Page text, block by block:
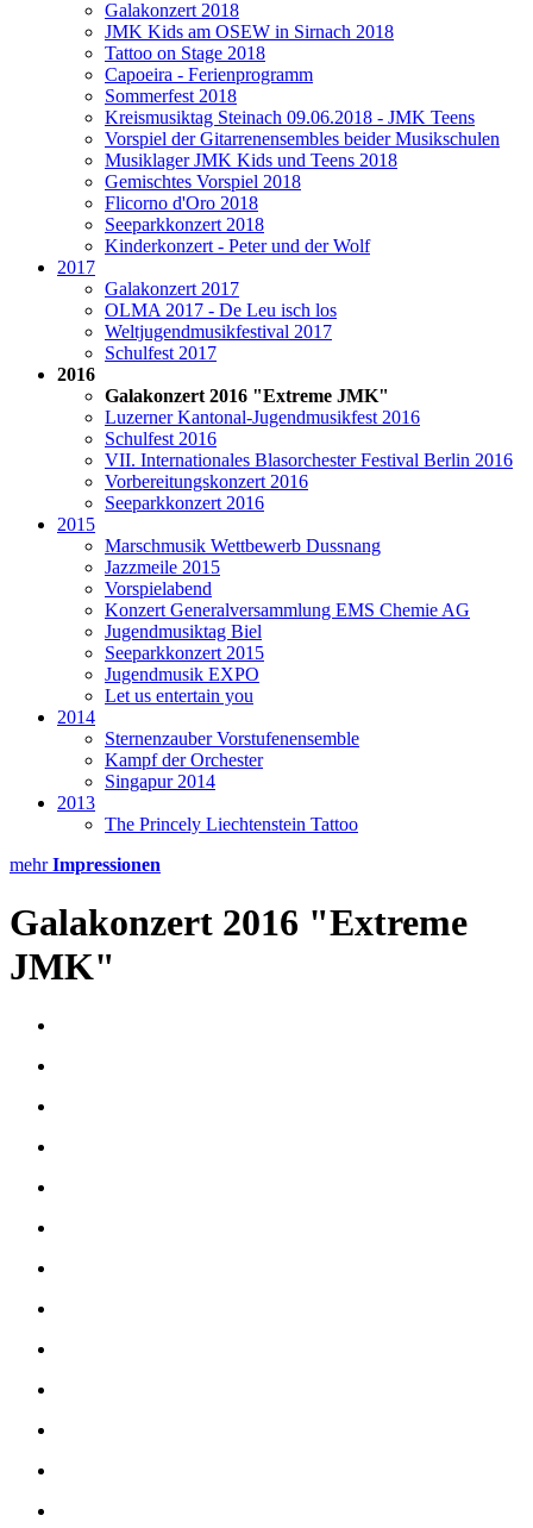
Galakonzert 2018
JMK Kids am OSEW in Sirnach 2018
Tattoo on Stage 2018
Capoeira - Ferienprogramm
Sommerfest 2018
Kreismusiktag Steinach 09.06.2018 - JMK Teens
Vorspiel der Gitarrenensembles beider Musikschulen
Musiklager JMK Kids und Teens 2018
Gemischtes Vorspiel 2018
Flicorno d'Oro 2018
Seeparkkonzert 2018
Kinderkonzert - Peter und der Wolf
2017
Galakonzert 2017
OLMA 2017 - De Leu isch los
Weltjugendmusikfestival 2017
Schulfest 2017
2016
Galakonzert 2016 "Extreme JMK"
Luzerner Kantonal-Jugendmusikfest 2016
Schulfest 2016
VII. Internationales Blasorchester Festival Berlin 2016
Vorbereitungskonzert 2016
Seeparkkonzert 2016
2015
Marschmusik Wettbewerb Dussnang
Jazzmeile 2015
Vorspielabend
Konzert Generalversammlung EMS Chemie AG
Jugendmusiktag Biel
Seeparkkonzert 2015
Jugendmusik EXPO
Let us entertain you
2014
Sternenzauber Vorstufenensemble
Kampf der Orchester
Singapur 2014
2013
The Princely Liechtenstein Tattoo
mehrImpressionen
Galakonzert 2016 "Extreme
JMK"